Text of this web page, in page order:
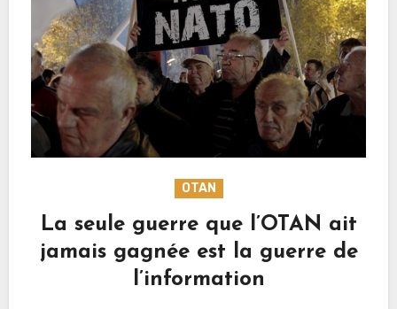
OTAN
La seule guerre que l’OTAN ait
jamais gagnée est la guerre de
l’information